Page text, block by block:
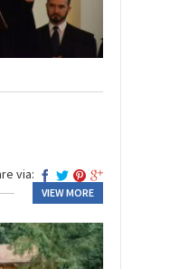
via:
VIEW MORE